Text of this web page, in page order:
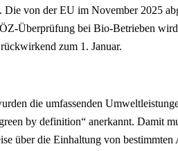
von der EU im November 2025
Überprüfung bei Bio-Betrieben
zum 1. Januar.
die umfassenden
by definition“ anerkannt. Damit
über die Einhaltung von